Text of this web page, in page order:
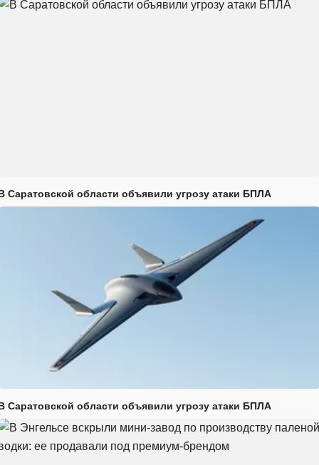
Саратовской области объявили угрозу атаки БПЛА
Саратовской области объявили угрозу атаки БПЛА